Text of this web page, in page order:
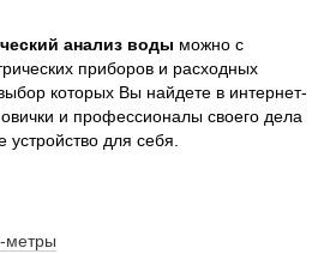
анализ воды можно с
приборов и расходных
которых Вы найдете в интернет-
и профессионалы своего дела
устройство для себя.
метры